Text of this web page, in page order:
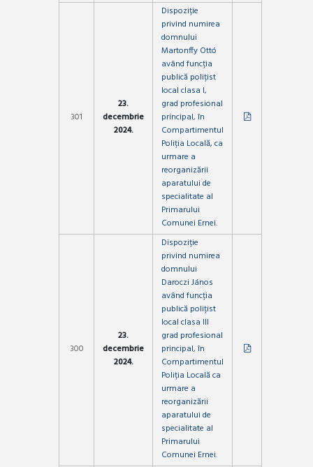
301
23.
decembrie
2024.
Dispoziție
privind numirea
domnului
Martonffy Ottó
având funcția
publică polițist
local clasa I,
grad profesional
principal, în
Compartimentul
Poliția Locală, ca
urmare a
reorganizării
aparatului de
specialitate al
Primarului
Comunei Ernei.
300
23.
decembrie
2024.
Dispoziție
privind numirea
domnului
Daroczi János
având funcția
publică polițist
local clasa III
grad profesional
principal, în
Compartimentul
Poliția Locală ca
urmare a
reorganizării
aparatului de
specialitate al
Primarului
Comunei Ernei.